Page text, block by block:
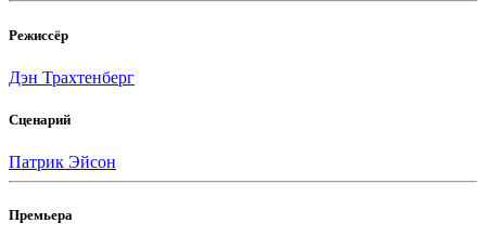
Режиссёр
Дэн Трахтенберг
Сценарий
Патрик Эйсон
Премьера